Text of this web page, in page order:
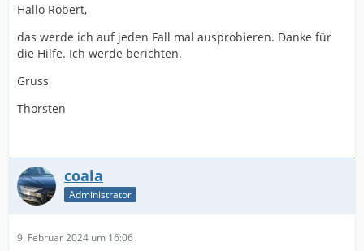
Hallo Robert,
das werde ich auf jeden Fall mal ausprobieren. Danke für
die Hilfe. Ich werde berichten.
Gruss
Thorsten
coala
Administrator
9. Februar 2024 um 16:06